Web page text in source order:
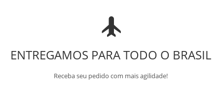
ENTREGAMOS PARA TODO O BRASIL
Receba seu pedido com mais agilidade!